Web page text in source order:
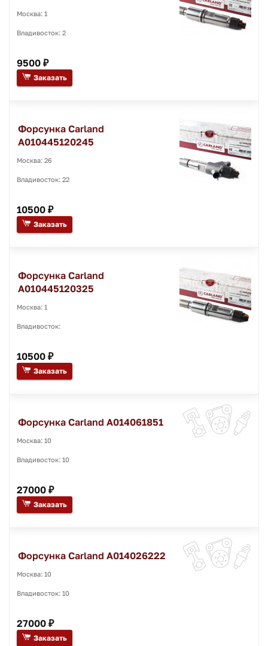
Москва: 1
Владивосток: 2
9500 ₽
Заказать
Форсунка Carland
A010445120245
Москва: 26
Владивосток: 22
10500 ₽
Заказать
Форсунка Carland
A010445120325
Москва: 1
Владивосток:
10500 ₽
Заказать
Форсунка Carland A014061851
Москва: 10
Владивосток: 10
27000 ₽
Заказать
Форсунка Carland A014026222
Москва: 10
Владивосток: 10
27000 ₽
Заказать